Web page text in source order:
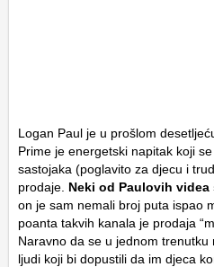
Logan Paul je u prošlom
Prime je energetski napitak koji
sastojaka (poglavito za djecu i
prodaje. Neki od Paulovih
on je sam nemali broj puta ispao
poanta takvih kanala je prodaja
Naravno da se u jednom
ljudi koji bi dopustili da im djeca